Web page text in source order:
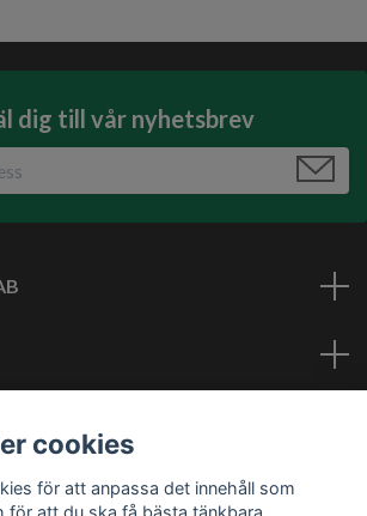
dig till vår nyhetsbrev
cookies
för att anpassa det innehåll som
för att du ska få bästa tänkbara